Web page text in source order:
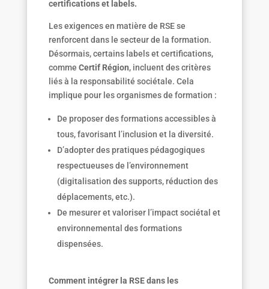
certifications et labels.
Les exigences en matière de RSE se
renforcent dans le secteur de la formation.
Désormais, certains labels et certifications,
comme Certif Région, incluent des critères
liés à la responsabilité sociétale. Cela
implique pour les organismes de formation :
De proposer des formations accessibles à
tous, favorisant l’inclusion et la diversité.
D’adopter des pratiques pédagogiques
respectueuses de l’environnement
(digitalisation des supports, réduction des
déplacements, etc.).
De mesurer et valoriser l’impact sociétal et
environnemental des formations
dispensées.
Comment intégrer la RSE dans les